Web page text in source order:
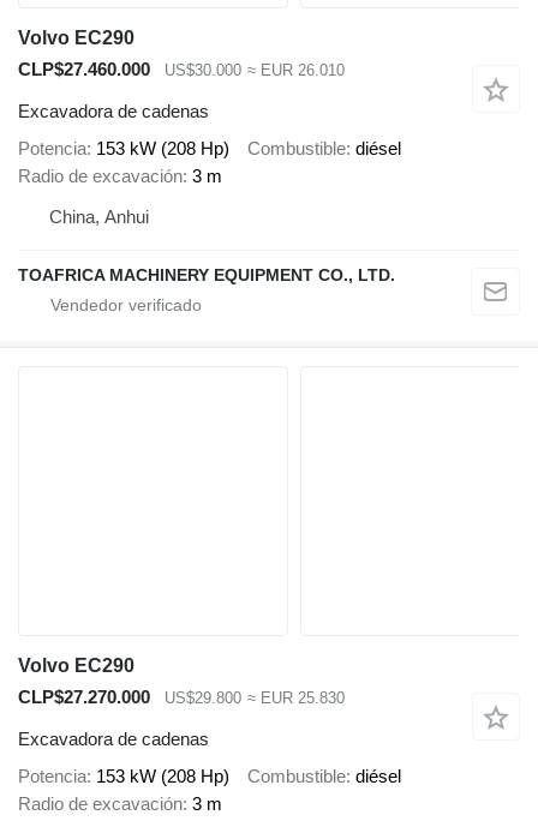
Volvo EC290
CLP$27.460.000
US$30.000 ≈ EUR 26.010
Excavadora de cadenas
Potencia 153 kW (208 Hp) Combustible diésel
Radio de excavación 3 m
China, Anhui
TOAFRICA MACHINERY EQUIPMENT CO., LTD.
Volvo EC290
CLP$27.270.000
US$29.800 ≈ EUR 25.830
Excavadora de cadenas
Potencia 153 kW (208 Hp) Combustible diésel
Radio de excavación 3 m